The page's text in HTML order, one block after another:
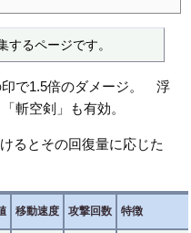
するページです。
印で1.5倍のダメージ。 浮
斬空剣」も有効。
るとその回復量に応じた
移動速度 攻撃回数 特徴